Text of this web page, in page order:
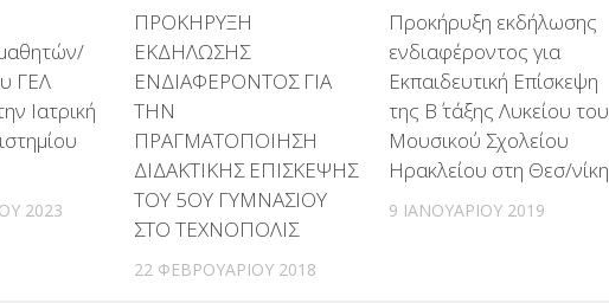
ΓΕΛ
Ιατρική
2023
ΠΡΟΚΗΡΥΞΗ
ΕΚΔΗΛΩΣΗΣ
ΕΝΔΙΑΦΕΡΟΝΤΟΣ ΓΙΑ
ΤΗΝ
ΠΡΑΓΜΑΤΟΠΟΙΗΣΗ
ΔΙΔΑΚΤΙΚΗΣ ΕΠΙΣΚΕΨΗΣ
ΤΟΥ 5ΟΥ ΓΥΜΝΑΣΙΟΥ
ΣΤΟ ΤΕΧΝΟΠΟΛΙΣ
22 ΦΕΒΡΟΥΑΡΊΟΥ 2018
Προκήρυξη εκδήλωσης
ενδιαφέροντος για
Εκπαιδευτική Επίσκεψη
της Β΄ τάξης Λυκείου του
Μουσικού Σχολείου
Ηρακλείου στη Θεσ/νίκη
9 ΙΑΝΟΥΑΡΊΟΥ 2019